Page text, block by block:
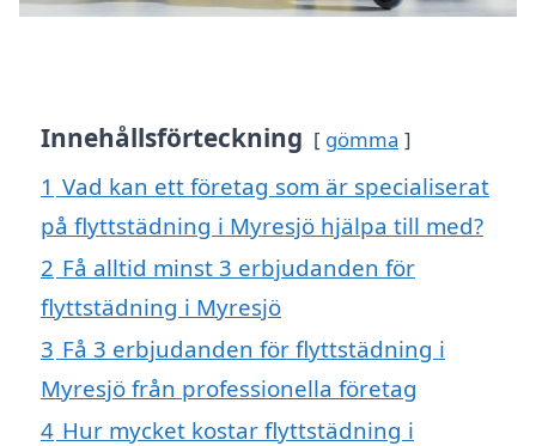
Innehållsförteckning gömma
1 Vad kan ett företag som är specialiserat
på flyttstädning i Myresjö hjälpa till med?
2 Få alltid minst 3 erbjudanden för
flyttstädning i Myresjö
3 Få 3 erbjudanden för flyttstädning i
Myresjö från professionella företag
4 Hur mycket kostar flyttstädning i